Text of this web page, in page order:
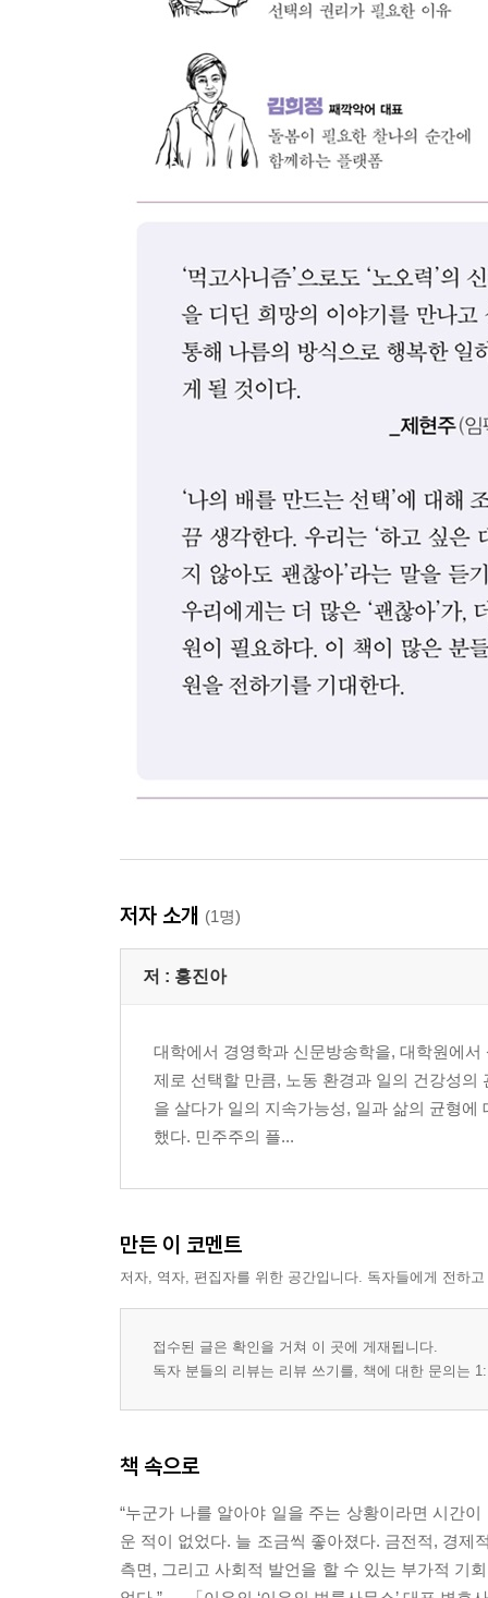
저자 소개 (1명)
저 : 홍진아
대학에서 경영학과 신문방송학을, 대학원에
제로 선택할 만큼, 노동 환경과 일의 건강성
을 살다가 일의 지속가능성, 일과 삶의 균형에
했다. 민주주의 플...
만든 이 코멘트
저자, 역자, 편집자를 위한 공간입니다. 독자들에게 전하
접수된 글은 확인을 거쳐 이 곳에 게재됩니다.
독자 분들의 리뷰는 리뷰 쓰기를, 책에 대한 문의는
책 속으로
“누군가 나를 알아야 일을 주는 상황이라면 시간
운 적이 없었다. 늘 조금씩 좋아졌다. 금전적, 경제
측면, 그리고 사회적 발언을 할 수 있는 부가적 기